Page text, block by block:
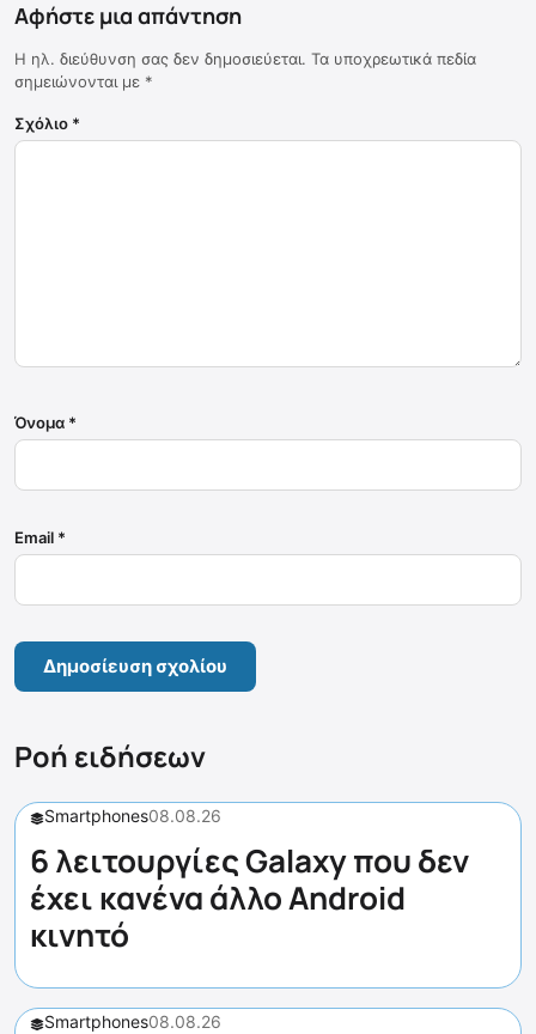
Αφήστε μια απάντηση
Η ηλ. διεύθυνση σας δεν δημοσιεύεται. Τα υποχρεωτικά πεδία
σημειώνονται με *
Σχόλιο *
Όνομα *
Email *
Ροή ειδήσεων
Smartphones08.08.26
6 λειτουργίες Galaxy που δεν
έχει κανένα άλλο Android
κινητό
Smartphones08.08.26